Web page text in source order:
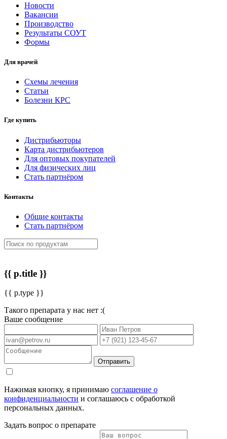
Новости
Вакансии
Производство
Результаты СОУТ
Формы
Для врачей
Схемы лечения
Статьи
Болезни КРС
Где купить
Дистрибьюторы
Карта дистрибьютеров
Для оптовых покупателей
Для физических лиц
Стать партнёром
Контакты
Общие контакты
Стать партнёром
{{ p.title }}
{{ p.type }}
Такого препарата у нас нет :(
Ваше сообщение
Отправить
Нажимая кнопку, я принимаю соглашение о
конфиденциальности и соглашаюсь с обработкой
персональных данных.
Задать вопрос о препарате